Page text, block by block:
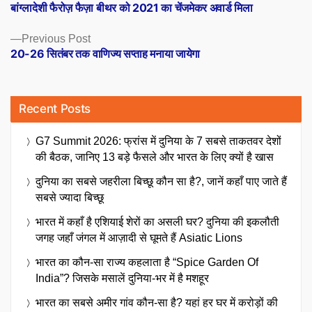
navigation
Previous PostPrevious
post:
20-26 सितंबर तक वाणिज्य सप्ताह मनाया जायेगा
post:
बांग्लादेशी फैरोज़ फैज़ा बीथर को 2021 का चेंजमेकर अवार्ड मिला
Recent Posts
G7 Summit 2026: फ्रांस में दुनिया के 7 सबसे ताकतवर देशों
की बैठक, जानिए 13 बड़े फैसले और भारत के लिए क्यों है खास
दुनिया का सबसे जहरीला बिच्छू कौन सा है?, जानें कहाँ पाए जाते हैं
सबसे ज्यादा बिच्छू
भारत में कहाँ है एशियाई शेरों का असली घर? दुनिया की इकलौती
जगह जहाँ जंगल में आज़ादी से घूमते हैं Asiatic Lions
भारत का कौन-सा राज्य कहलाता है “Spice Garden Of
India”? जिसके मसालें दुनिया-भर में है मशहूर
भारत का सबसे अमीर गांव कौन-सा है? यहां हर घर में करोड़ों की